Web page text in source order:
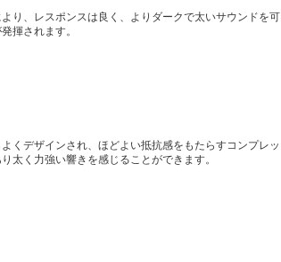
り、レスポンスは良く、よりダークで太いサウンドを可
揮されます。
くデザインされ、ほどよい抵抗感をもたらすコンプレッ
太く力強い響きを感じることができます。